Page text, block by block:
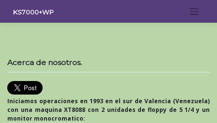
contenido
KS7000+WP
Acerca de nosotros.
Iniciamos operaciones en 1993 en el sur de Valencia (Venezuela)
con una maquina XT8088 con 2 unidades de floppy de 5 1/4 y un
monitor monocromatico: